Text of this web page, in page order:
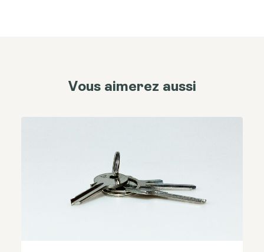
Vous aimerez aussi